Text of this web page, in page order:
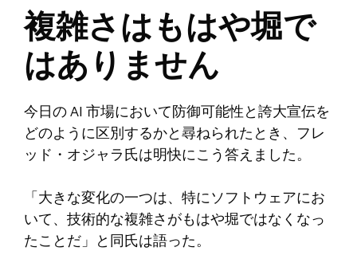
複雑さはもはや堀で
はありません
今日の AI 市場において防御可能性と誇大宣伝を
どのように区別するかと尋ねられたとき、フレ
ッド・オジャラ氏は明快にこう答えました。
「大きな変化の一つは、特にソフトウェアにお
いて、技術的な複雑さがもはや堀ではなくなっ
たことだ」と同氏は語った。